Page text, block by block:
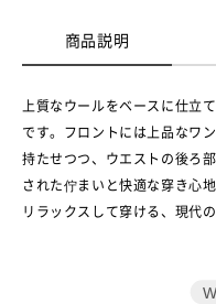
商品説明
上質なウールをベースに仕立
です。フロントには上品なワ
持たせつつ、ウエストの後ろ
された佇まいと快適な穿き心
リラックスして穿ける、現代